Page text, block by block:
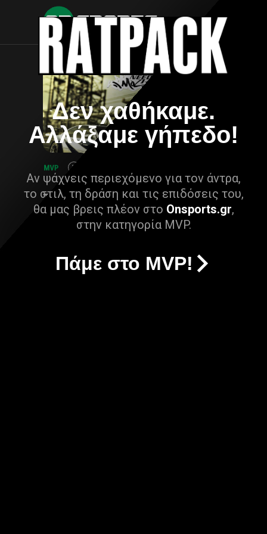
Δεν χαθήκαμε.
Αλλάξαμε γήπεδο!
Αν ψάχνεις περιεχόμενο για τον άντρα,
το στιλ, τη δράση και τις επιδόσεις του,
θα μας βρεις πλέον στο Onsports.gr,
στην κατηγορία MVP.
Πάμε στο MVP!